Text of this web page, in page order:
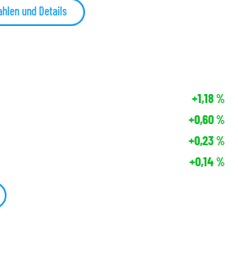
und Details
+1,18%
+0,60%
+0,23%
+0,14%